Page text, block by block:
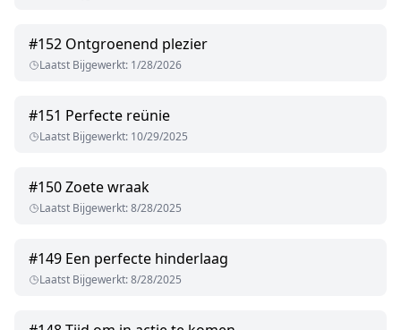
#152 Ontgroenend plezier
Laatst Bijgewerkt: 1/28/2026
#151 Perfecte reünie
Laatst Bijgewerkt: 10/29/2025
#150Zoete wraak
Laatst Bijgewerkt:8/28/2025
#149 Een perfecte hinderlaag
Laatst Bijgewerkt:8/28/2025